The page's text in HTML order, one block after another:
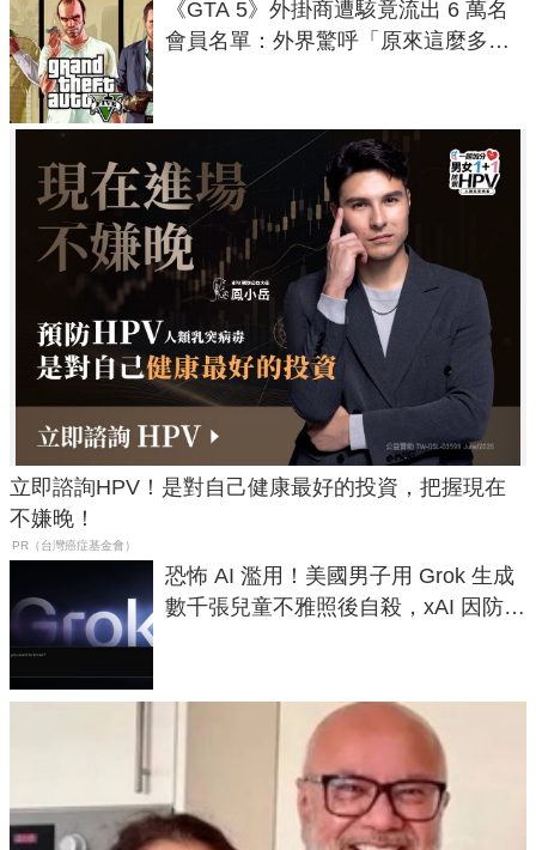
《GTA 5》外掛商遭駭竟流出 6 萬名
會員名單：外界驚呼「原來這麼多人
立即諮詢HPV！是對自己健康最好的投資，把握現在
不嫌晚！
PR（台灣癌症基金會）
恐怖 AI 濫用！美國男子用 Grok 生成
數千張兒童不雅照後自殺，xAI 因防護